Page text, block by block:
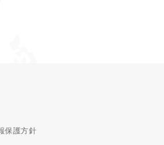
保護方針